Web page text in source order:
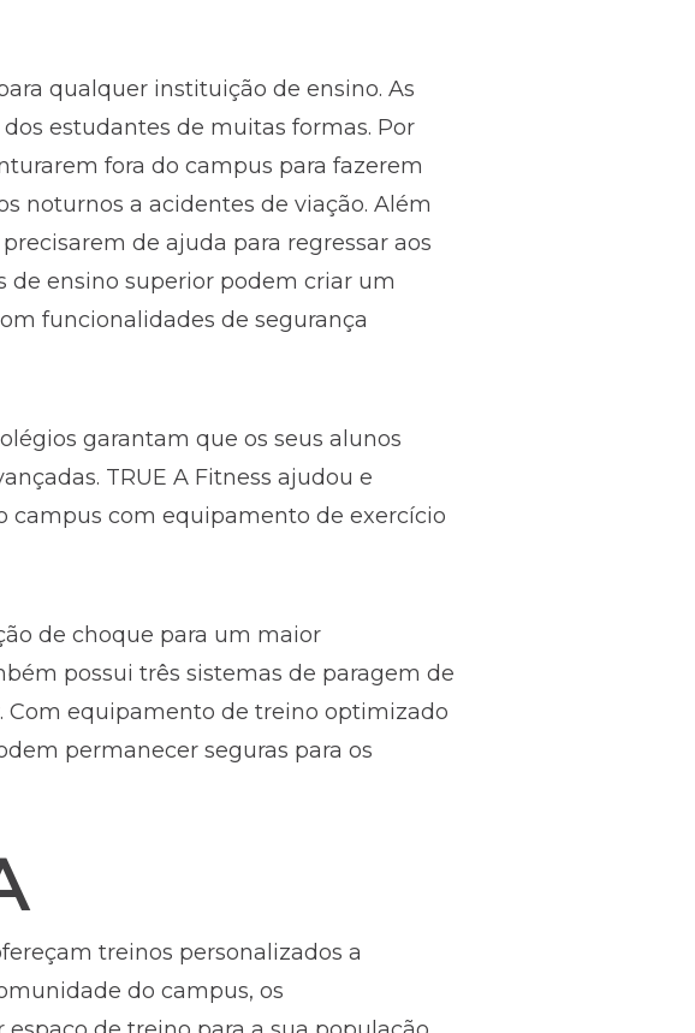
qualquer instituição de ensino. As
estudantes de muitas formas. Por
fora do campus para fazerem
noturnos a acidentes de viação. Além
de ajuda para regressar aos
de ensino superior podem criar um
funcionalidades de segurança
garantam que os seus alunos
TRUE A Fitness ajudou e
campus com equipamento de exercício
de choque para um maior
possui três sistemas de paragem de
Com equipamento de treino optimizado
permanecer seguras para os
treinos personalizados a
do campus, os